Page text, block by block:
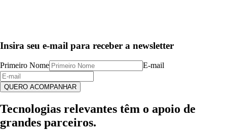
Insira seu e-mail para receber a newsletter
Primeiro Nome E-mail
QUERO ACOMPANHAR
Tecnologias relevantes têm o apoio de
grandes parceiros.